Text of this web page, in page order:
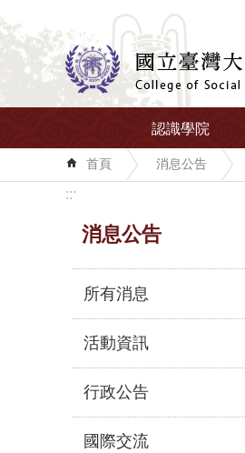
跳到主要內容區塊
認識學院
首頁 消息公告
:::
消息公告
所有消息
活動資訊
行政公告
國際交流